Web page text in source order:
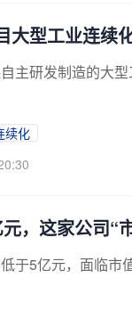
大型工业连续
主研发制造的大
续化
，这家公司“
于5亿元，面临